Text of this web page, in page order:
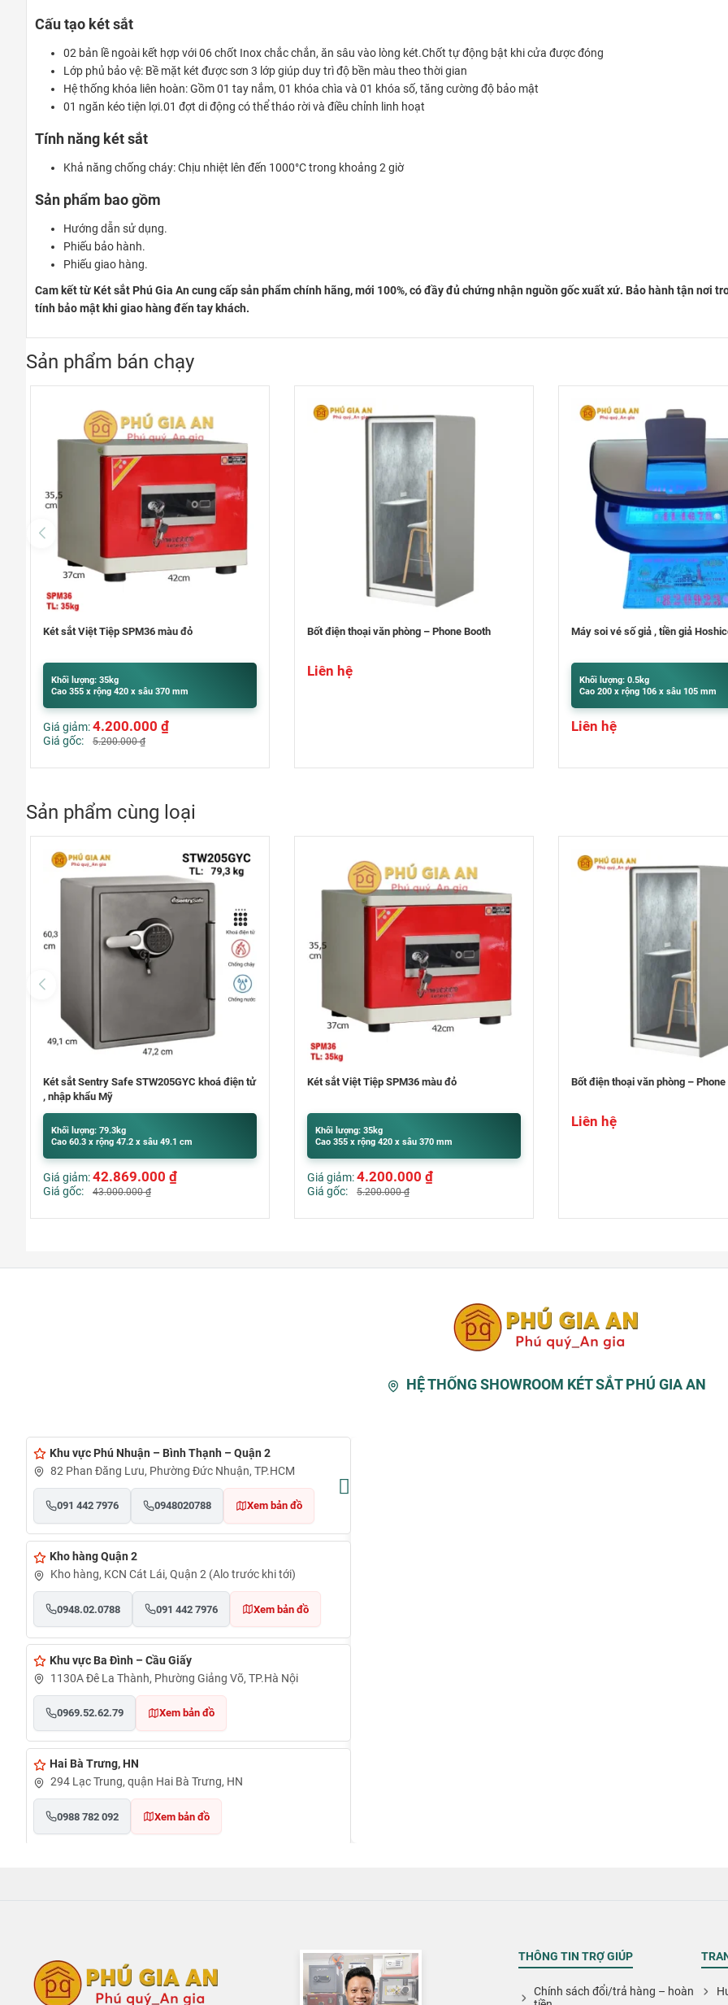
Cấu tạo két sắt
02 bản lề ngoài kết hợp với 06 chốt Inox chắc chắn, ăn sâu vào lòng két.Chốt tự động bật khi cửa được đóng
Lớp phủ bảo vệ: Bề mặt két được sơn 3 lớp giúp duy trì độ bền màu theo thời gian
Hệ thống khóa liên hoàn: Gồm 01 tay nắm, 01 khóa chìa và 01 khóa số, tăng cường độ bảo mật
01 ngăn kéo tiện lợi.01 đợt di động có thể tháo rời và điều chỉnh linh hoạt
Tính năng két sắt
Khả năng chống cháy: Chịu nhiệt lên đến 1000°C trong khoảng 2 giờ
Sản phẩm bao gồm
Hướng dẫn sử dụng.
Phiếu bảo hành.
Phiếu giao hàng.
Cam kết từ Két sắt Phú Gia An cung cấp sản phẩm chính hãng, mới 100%, có đầy đủ chứng nhận nguồn gốc xuất xứ. Bảo hành tận nơi
tính bảo mật khi giao hàng đến tay khách.
Sản phẩm bán chạy
Bốt điện thoại văn phòng – Phone Booth
Liên hệ
Máy soi vé số giả , tiền giả Hoshico
Khối lượng: 0.5kg
Máy bó tiền NH-81
Khối lượng: 9.5kg
Cao 400 x rộng 300 x sâu 320 mm
Liên hệ
Sản phẩm cùng loại
Két sắt Việt Tiệp SPM36 màu đỏ
Khối lượng: 35kg
Cao 355 x rộng 420 x sâu 370 mm
Giá giảm:4.200.000₫
Giá gốc: 5.200.000₫
Bốt điện thoại văn phòng – Phone Booth
Liên hệ
Máy soi vé số giả , tiền giả
Khối lượng: 0.5kg
HỆ THỐNG SHOWROOM KÉT SẮT PHÚ GIA AN
Khu vực Phú Nhuận – Bình Thạnh – Quận 2
82 Phan Đăng Lưu, Phường Đức Nhuận, TP.HCM
091 442 7976 0948020788 Xem bản đồ
Kho hàng Quận 2
Kho hàng, KCN Cát Lái, Quận 2 (Alo trước khi tới)
0948.02.0788 091 442 7976 Xem bản đồ
Khu vực Ba Đình – Cầu Giấy
1130A Đê La Thành, Phường Giảng Võ, TP.Hà Nội
0969.52.62.79 Xem bản đồ
Hai Bà Trưng, HN
294 Lạc Trung, quận Hai Bà Trưng, HN
0988 782 092 Xem bản đồ
TẠI PHÚ QUỐC
THÔNG TIN TRỢ GIÚP
Chính sách đổi/trả hàng – hoàn